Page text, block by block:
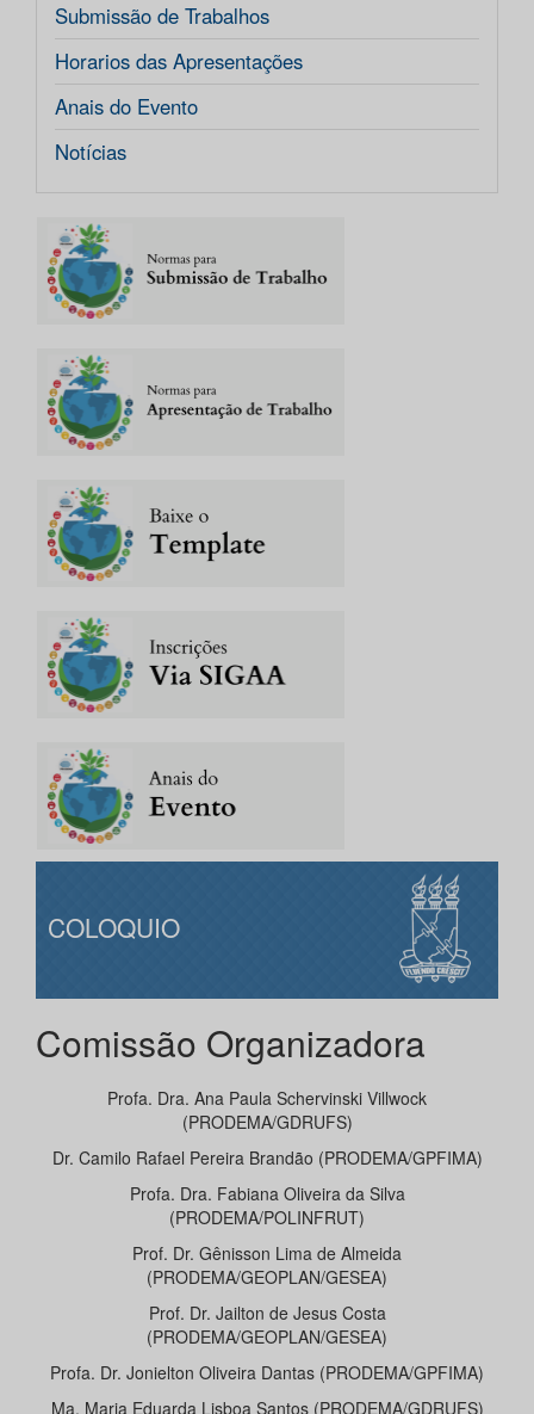
Submissão de Trabalhos
Horarios das Apresentações
Anais do Evento
Notícias
COLOQUIO
Comissão Organizadora
Profa. Dra. Ana Paula Schervinski Villwock
(PRODEMA/GDRUFS)
Dr. Camilo Rafael Pereira Brandão (PRODEMA/GPFIMA)
Profa. Dra. Fabiana Oliveira da Silva
(PRODEMA/POLINFRUT)
Prof. Dr. Gênisson Lima de Almeida
(PRODEMA/GEOPLAN/GESEA)
Prof. Dr. Jailton de Jesus Costa
(PRODEMA/GEOPLAN/GESEA)
Profa. Dr. Jonielton Oliveira Dantas (PRODEMA/GPFIMA)
Ma. Maria Eduarda Lisboa Santos (PRODEMA/GDRUFS)